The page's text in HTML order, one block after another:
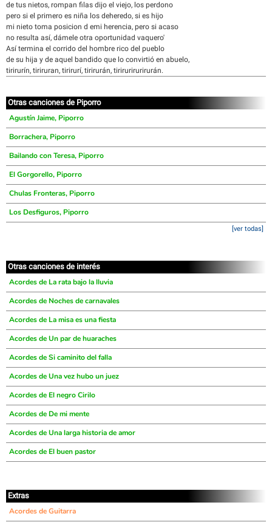
de tus nietos, rompan filas dijo el viejo, los perdono
pero si el primero es niña los deheredo, si es hijo
mi nieto toma posicion d emi herencia, pero si acaso
no resulta así, dámele otra oportunidad vaquero'
Así termina el corrido del hombre rico del pueblo
de su hija y de aquel bandido que lo convirtió en abuelo,
tirirurín, tiriruran, tirirurí, tirirurán, tirirurirurirurán.
Otras canciones de Piporro
Agustín Jaime, Piporro
Borrachera, Piporro
Bailando con Teresa, Piporro
El Gorgorello, Piporro
Chulas Fronteras, Piporro
Los Desfiguros, Piporro
[ver todas]
Otras canciones de interés
Acordes de La rata bajo la lluvia
Acordes de Noches de carnavales
Acordes de La misa es una fiesta
Acordes de Un par de huaraches
Acordes de Si caminito del falla
Acordes de Una vez hubo un juez
Acordes de El negro Cirilo
Acordes de De mi mente
Acordes de Una larga historia de amor
Acordes de El buen pastor
Extras
Acordes de Guitarra